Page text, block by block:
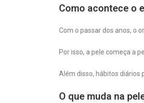
Como acontece o
Com o passar dos anos, o
Por isso, a pele começa a
Além disso, hábitos diários
O que muda na